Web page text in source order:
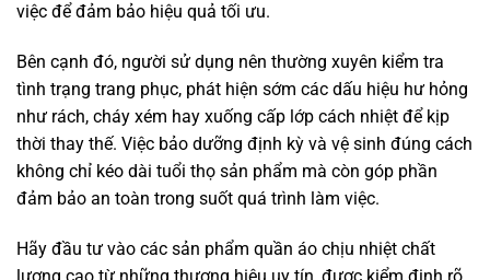
việc để đảm bảo hiệu quả tối ưu.
Bên cạnh đó, người sử dụng nên thường xuyên kiểm tra
tình trạng trang phục, phát hiện sớm các dấu hiệu hư hỏng
như rách, cháy xém hay xuống cấp lớp cách nhiệt để kịp
thời thay thế. Việc bảo dưỡng định kỳ và vệ sinh đúng cách
không chỉ kéo dài tuổi thọ sản phẩm mà còn góp phần
đảm bảo an toàn trong suốt quá trình làm việc.
Hãy đầu tư vào các sản phẩm quần áo chịu nhiệt chất